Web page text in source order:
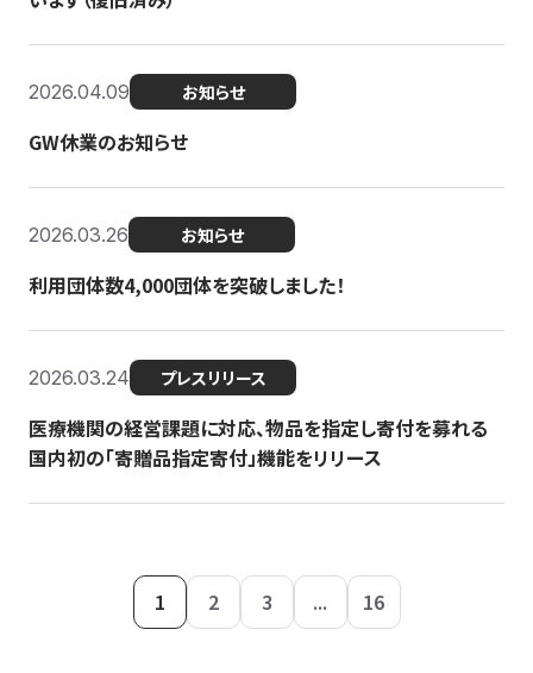
2026.04.09 お知らせ
GW休業のお知らせ
2026.03.26 お知らせ
利用団体数4,000団体を突破しました！
2026.03.24 プレスリリース
医療機関の経営課題に対応、物品を指定し寄付を募れる
国内初の「寄贈品指定寄付」機能をリリース
1 2 3 ... 16